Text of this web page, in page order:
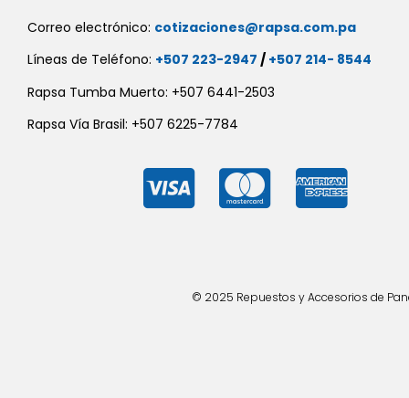
Correo electrónico: cotizaciones@rapsa.com.pa
Líneas de Teléfono: +507 223-2947 / +507 214- 8544
Rapsa Tumba Muerto: +507 6441-2503
Rapsa Vía Brasil: +507 6225-7784
© 2025 Repuestos y Accesorios de